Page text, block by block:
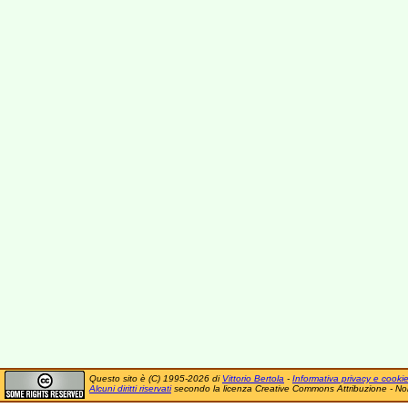
Questo sito è (C) 1995-2026 di Vittorio Bertola - Informativa privacy e cookie
Alcuni diritti riservatisecondo la licenza Creative Commons Attribuzione -